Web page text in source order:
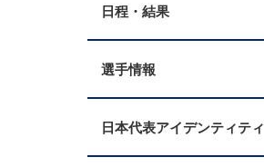
日程・結果
選手情報
日本代表アイデンティティ